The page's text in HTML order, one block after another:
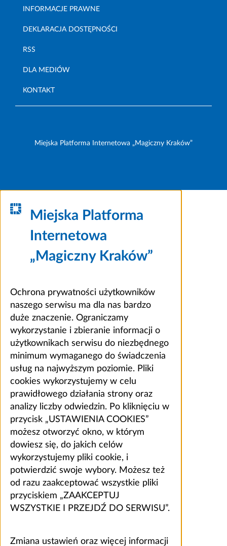
INFORMACJE PRAWNE
DEKLARACJA DOSTĘPNOŚCI
RSS
DLA MEDIÓW
KONTAKT
Miejska Platforma Internetowa „Magiczny Kraków”
Miejska Platforma
Internetowa
„Magiczny Kraków”
Ochrona prywatności użytkowników
naszego serwisu ma dla nas bardzo
duże znaczenie. Ograniczamy
wykorzystanie i zbieranie informacji o
użytkownikach serwisu do niezbędnego
minimum wymaganego do świadczenia
usług na najwyższym poziomie. Pliki
cookies wykorzystujemy w celu
prawidłowego działania strony oraz
analizy liczby odwiedzin. Po kliknięciu w
przycisk „USTAWIENIA COOKIES”
możesz otworzyć okno, w którym
dowiesz się, do jakich celów
wykorzystujemy pliki cookie, i
potwierdzić swoje wybory. Możesz też
od razu zaakceptować wszystkie pliki
przyciskiem „ZAAKCEPTUJ
WSZYSTKIE I PRZEJDŹ DO SERWISU”.
Zmiana ustawień oraz więcej informacji